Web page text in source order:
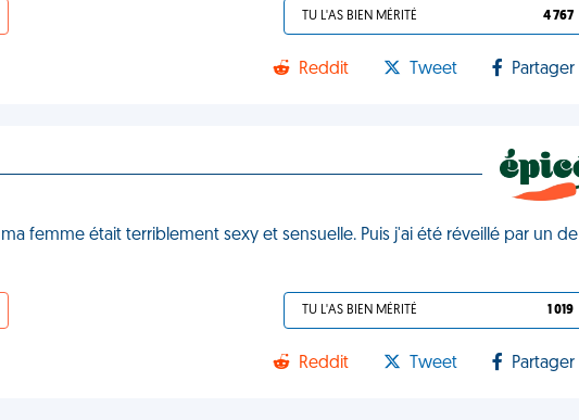
TU L'AS BIEN MÉRITÉ 4 767
Reddit Tweet Partager
femme était terriblement sexy et sensuelle. Puis j'ai été réveillé par un de
TU L'AS BIEN MÉRITÉ 1 019
Reddit Tweet Partager